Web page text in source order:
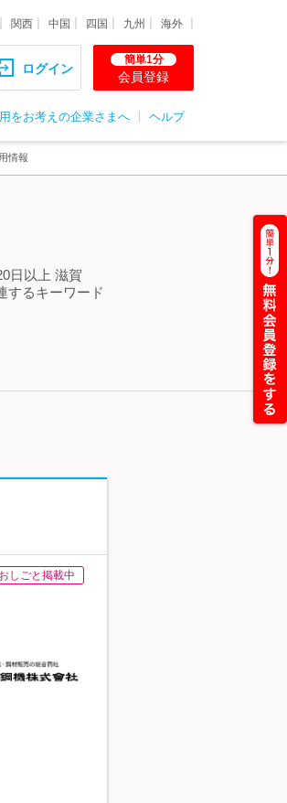
関西 中国 四国 九州 海外
ログイン
簡単1分
会員登録
をお考えの企業さまへ ヘルプ
情報
日以上 滋賀
するキーワード
しごと掲載中